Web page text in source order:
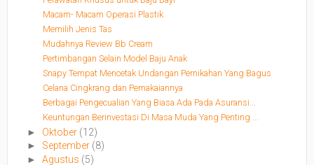
Macam- Macam Operasi Plastik
Memilih Jenis Tas
Mudahnya Review Bb Cream
Pertimbangan Selain Model Baju Anak
Snapy Tempat Mencetak Undangan Pernikahan Yang Bagus
Celana Cingkrang dan Pemakaiannya
Berbagai Pengecualian Yang Biasa Ada Pada Asuransi...
Keuntungan Berinvestasi Di Masa Muda Yang Penting ...
► Oktober (12)
► September (8)
► Agustus (5)